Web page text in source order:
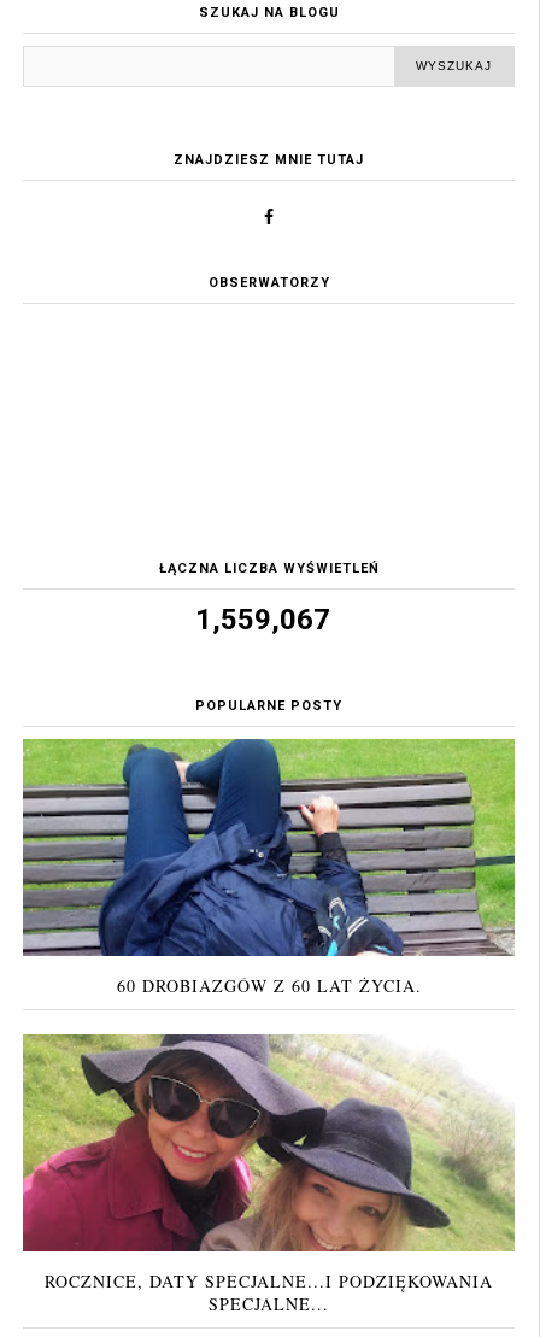
SZUKAJ NA BLOGU
ZNAJDZIESZ MNIE TUTAJ
OBSERWATORZY
ŁĄCZNA LICZBA WYŚWIETLEŃ
1,559,067
POPULARNE POSTY
60 DROBIAZGÓW Z 60 LAT ŻYCIA.
ROCZNICE, DATY SPECJALNE...I PODZIĘKOWANIA
SPECJALNE...